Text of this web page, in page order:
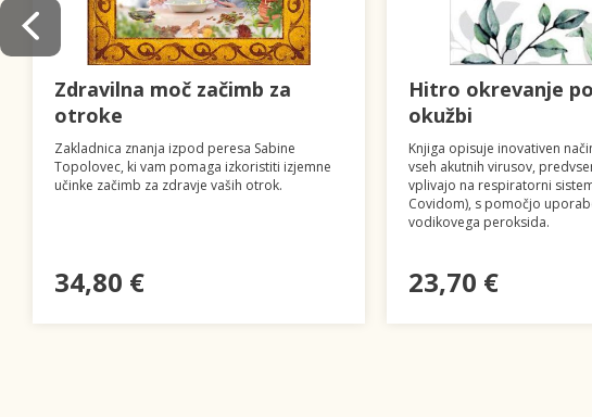
Zdravilna moč začimb za
otroke
Zakladnica znanja izpod peresa Sabine
Topolovec, ki vam pomaga izkoristiti izjemne
učinke začimb za zdravje vaših otrok.
34,80 €
Hitro okrevanje
okužbi
Knjiga opisuje inovativen
vseh akutnih virusov,
vplivajo na respiratorni
Covidom), s pomočjo
vodikovega peroksida.
23,70 €